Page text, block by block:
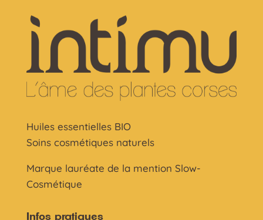
Huiles essentielles BIO
Soins cosmétiques naturels
Marque lauréate de la mention Slow-
Cosmétique
Infos pratiques